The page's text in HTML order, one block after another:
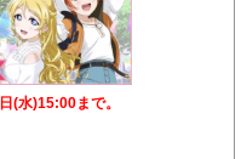
(水)15:00まで。